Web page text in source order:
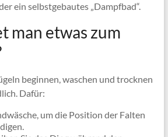
ein selbstgebautes „Dampfbad“.
man etwas zum
beginnen, waschen und trocknen
Dafür:
um die Position der Falten